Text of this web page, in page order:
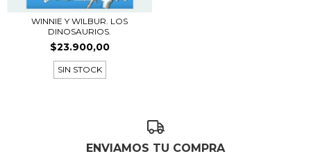
WINNIE Y WILBUR. LOS
DINOSAURIOS.
$23.900,00
SIN STOCK
ENVIAMOS TU COMPRA